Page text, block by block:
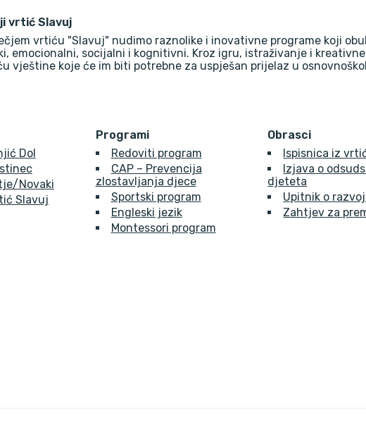
vrtić Slavuj
vrtiću "Slavuj" nudimo raznolike i inovativne programe koji
emocionalni, socijalni i kognitivni. Kroz igru, istraživanje i
vještine koje će im biti potrebne za uspješan prijelaz u
Dol
Novaki
Slavuj
Programi
Redoviti program
CAP – Prevencija
zlostavljanja djece
Sportski program
Engleski jezik
Montessori program
Obrasci
Ispisnica iz
Izjava o
djeteta
Upitnik o
Zahtjev za